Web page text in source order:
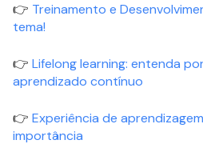
👉 Treinamento e
tema!
👉 Lifelong learning: entenda
aprendizado contínuo
👉 Experiência de
importância